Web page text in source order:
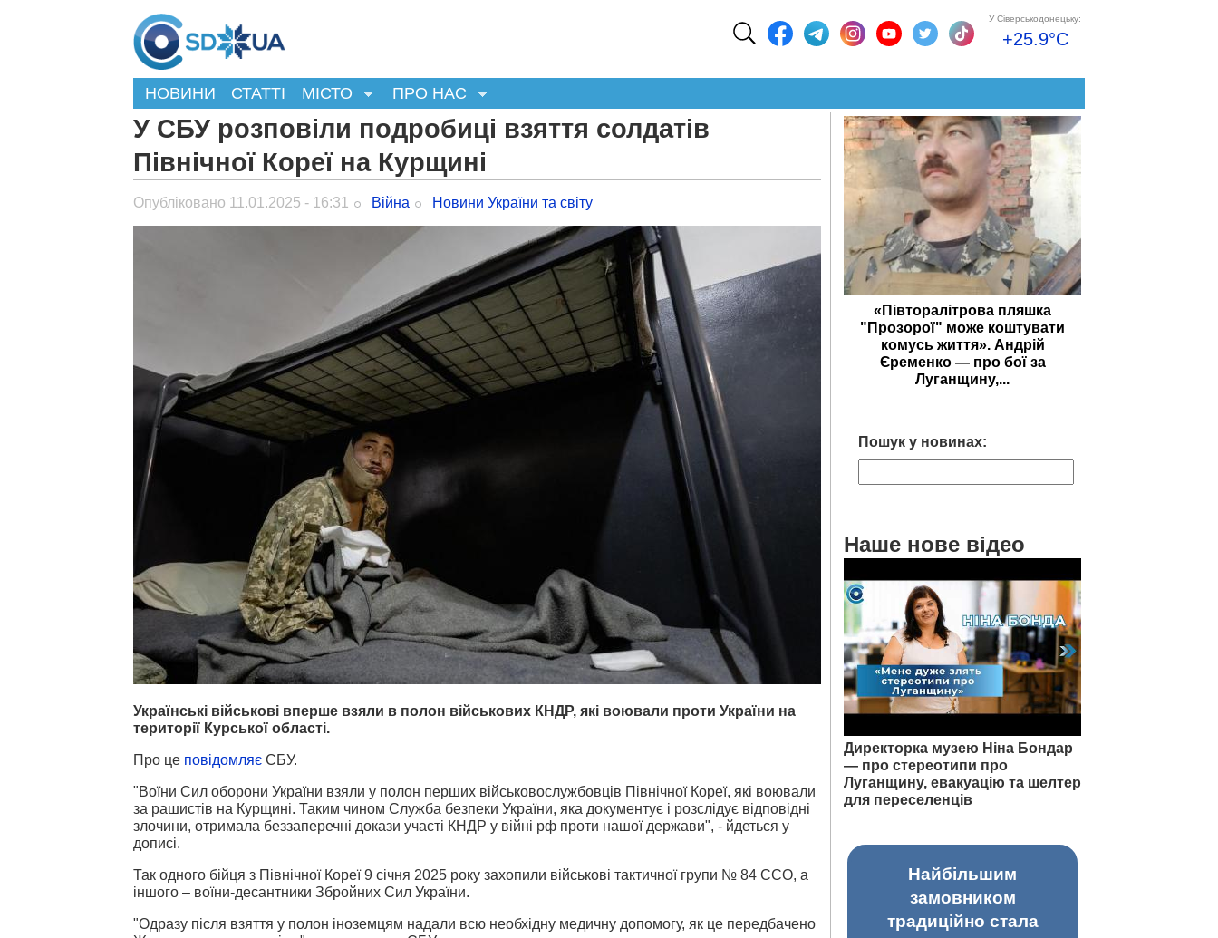
У Сіверськодонецьку:
+25.9°C
НОВИНИ СТАТТІ МІСТО ПРО НАС
У СБУ розповіли подробиці взяття солдатів
Північної Кореї на Курщині
Опубліковано 11.01.2025 - 16:31 Війна Новини України та світу
Українські військові вперше взяли в полон військових КНДР, які воювали проти України на
території Курської області.
Про це повідомляє СБУ.
"Воїни Сил оборони України взяли у полон перших військовослужбовців Північної Кореї, які воювали
за рашистів на Курщині. Таким чином Служба безпеки України, яка документує і розслідує відповідні
злочини, отримала беззаперечні докази участі КНДР у війні рф проти нашої держави", - йдеться у
дописі.
Так одного бійця з Північної Кореї 9 січня 2025 року захопили військові тактичної групи № 84 ССО, а
іншого – воїни-десантники Збройних Сил України.
"Одразу після взяття у полон іноземцям надали всю необхідну медичну допомогу, як це передбачено
«Півторалітрова пляшка
"Прозорої" може коштувати
комусь життя». Андрій
Єременко — про бої за
Луганщину,...
Пошук у новинах:
Наше нове відео
Директорка музею Ніна Бондар
— про стереотипи про
Луганщину, евакуацію та шелтер
для переселенців
Найбільшим
замовником
традиційно стала